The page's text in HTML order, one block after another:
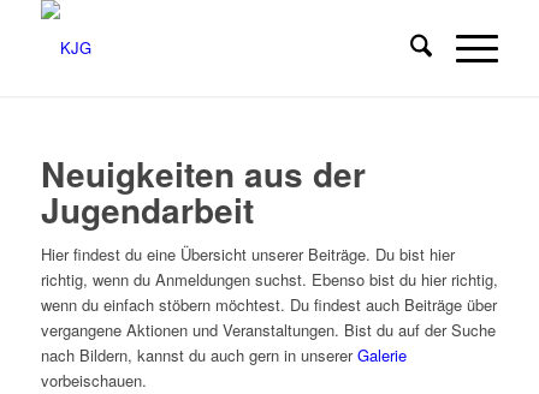
Neuigkeiten aus der
Jugendarbeit
Hier findest du eine Übersicht unserer Beiträge. Du bist hier
richtig, wenn du Anmeldungen suchst. Ebenso bist du hier richtig,
wenn du einfach stöbern möchtest. Du findest auch Beiträge über
vergangene Aktionen und Veranstaltungen. Bist du auf der Suche
nach Bildern, kannst du auch gern in unsererGalerie
vorbeischauen.